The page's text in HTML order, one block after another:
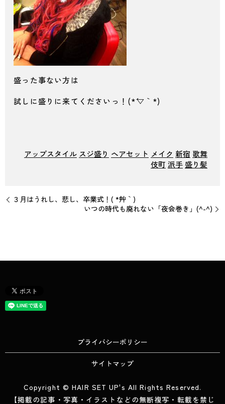
盛った事ない方は
試しに盛りに来てくださいっ！(*´▽｀*)
アップスタイル スジ盛り ヘアセット メイク 新宿 歌舞
伎町 派手盛り髪
３月はうれし、悲し、卒業式！( *´艸｀)
いつの時代も廃れない「夜会巻き」(^-^)
プライバシーポリシー
サイトマップ
Copyright © HAIR SET UP's All Rights Reserved.
【掲載の記事・写真・イラストなどの無断複写・転載を禁じ